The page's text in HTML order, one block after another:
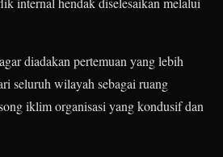
diadakan pertemuan yang lebih
seluruh wilayah sebagai ruang
iklim organisasi yang kondusif dan